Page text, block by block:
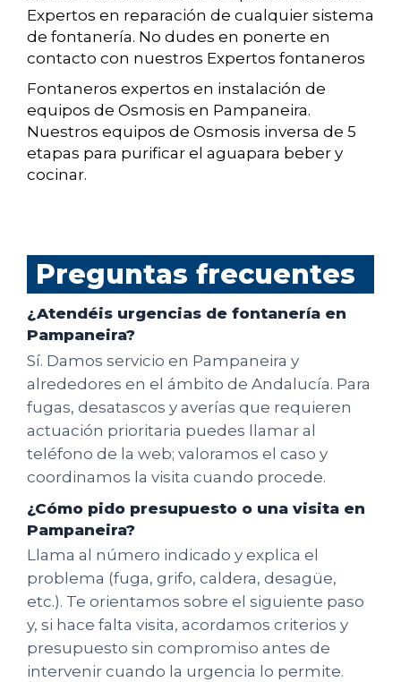
Expertos en reparación de cualquier sistema
de fontanería. No dudes en ponerte en
contacto con nuestros Expertos fontaneros
Fontaneros expertos en instalación de
equipos de Osmosis en Pampaneira.
Nuestros equipos de Osmosis inversa de 5
etapas para purificar el aguapara beber y
cocinar.
Preguntas frecuentes
¿Atendéis urgencias de fontanería en
Pampaneira?
Sí. Damos servicio en Pampaneira y
alrededores en el ámbito de Andalucía. Para
fugas, desatascos y averías que requieren
actuación prioritaria puedes llamar al
teléfono de la web; valoramos el caso y
coordinamos la visita cuando procede.
¿Cómo pido presupuesto o una visita en
Pampaneira?
Llama al número indicado y explica el
problema (fuga, grifo, caldera, desagüe,
etc.). Te orientamos sobre el siguiente paso
y, si hace falta visita, acordamos criterios y
presupuesto sin compromiso antes de
intervenir cuando la urgencia lo permite.